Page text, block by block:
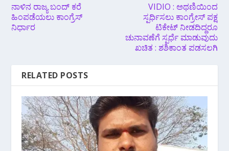
ನಾಳಿನ ರಾಜ್ಯ ಬಂದ್ ಕರೆ
ಹಿಂಪಡೆಯಲು ಕಾಂಗ್ರೆಸ್
ನಿರ್ಧಾರ
VIDIO : ಅಥಣಿಯಿಂದ
ಸ್ಪರ್ಧಿಸಲು ಕಾಂಗ್ರೇಸ್ ಪಕ್ಷ
ಟಿಕೇಟ್ ನೀಡದಿದ್ದರೂ
ಚುನಾವಣೆಗೆ ಸ್ಪರ್ಧೆ ಮಾಡುವುದು
ಖಚಿತ : ಶಶಿಕಾಂತ ಪಡಸಲಗಿ
RELATED POSTS